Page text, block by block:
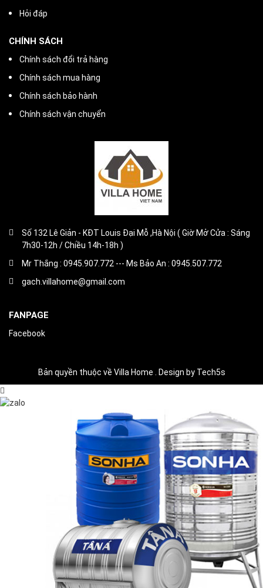
Hỏi đáp
CHÍNH SÁCH
Chính sách đổi trả hàng
Chính sách mua hàng
Chính sách bảo hành
Chính sách vận chuyển
Số 132 Lê Giản - KĐT Louis Đại Mỗ ,Hà Nội ( Giờ Mở Cửa : Sáng
7h30-12h / Chiều 14h-18h )
Mr Thắng : 0945.907.772 --- Ms Bảo An : 0945.507.772
gach.villahome@gmail.com
FANPAGE
Facebook
Bản quyền thuộc về Villa Home . Design by Tech5s